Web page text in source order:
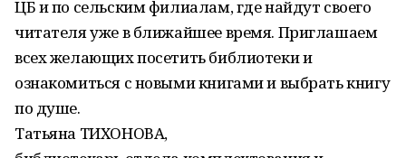
ЦБ и по сельским филиалам, где найдут своего
читателя уже в ближайшее время. Приглашаем
всех желающих посетить библиотеки и
ознакомиться с новыми книгами и выбрать книгу
по душе.
Татьяна ТИХОНОВА,